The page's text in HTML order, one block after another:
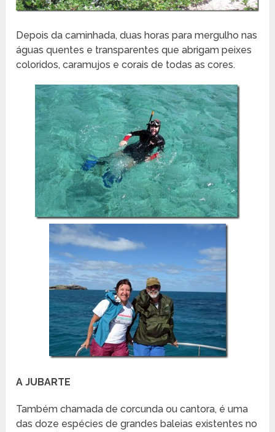
Depois da caminhada, duas horas para mergulho nas
águas quentes e transparentes que abrigam peixes
coloridos, caramujos e corais de todas as cores.
A JUBARTE
Também chamada de corcunda ou cantora, é uma
das doze espécies de grandes baleias existentes no